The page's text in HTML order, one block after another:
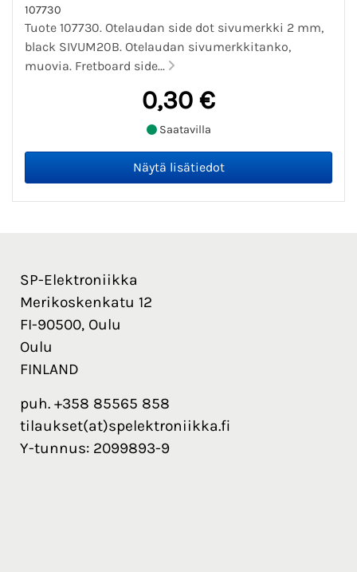
107730
Tuote 107730. Otelaudan side dot sivumerkki 2 mm,
black SIVUM20B. Otelaudan sivumerkkitanko,
muovia. Fretboard side...
0,30 €
Saatavilla
SP-Elektroniikka
Merikoskenkatu 12
FI-90500, Oulu
Oulu
FINLAND
puh. +358 85565 858
tilaukset(at)spelektroniikka.fi
Y-tunnus: 2099893-9